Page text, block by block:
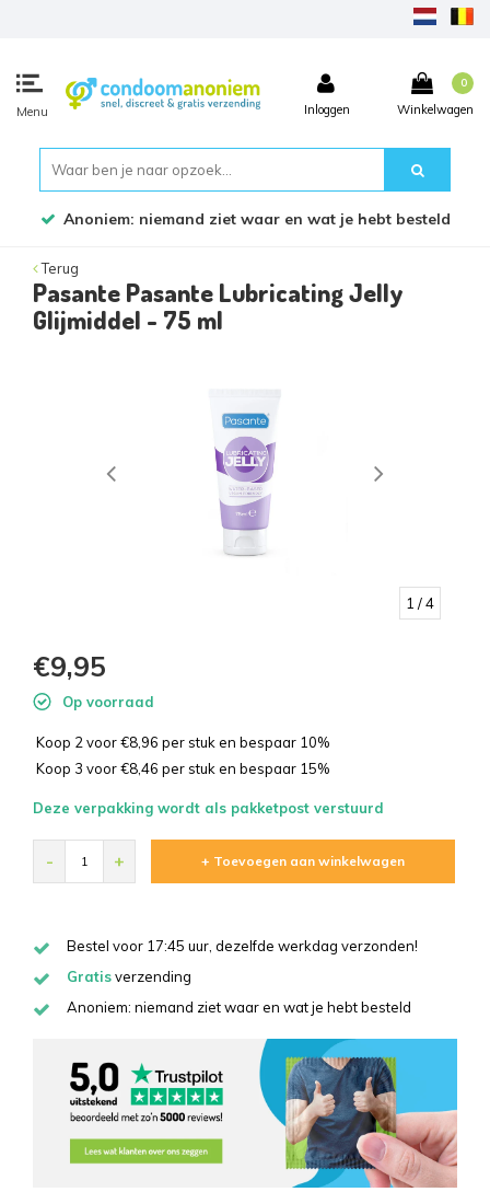
Menu Inloggen
0
Winkelwagen
Bestel voor 17:45 uur, dezelfde werkdag verzonden!
Terug
Pasante Pasante Lubricating Jelly
Glijmiddel - 75 ml
1 / 4
€9,95
Op voorraad
Koop 2 voor €8,96 per stuk en bespaar 10%
Koop 3 voor €8,46 per stuk en bespaar 15%
Deze verpakking wordt als pakketpost verstuurd
- + + Toevoegen aan winkelwagen
Bestel voor 17:45 uur, dezelfde werkdag verzonden!
Gratisverzending
Anoniem: niemand ziet waar en wat je hebt besteld